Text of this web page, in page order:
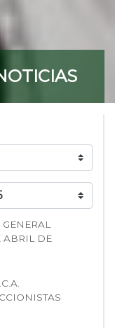
ABRIL DE